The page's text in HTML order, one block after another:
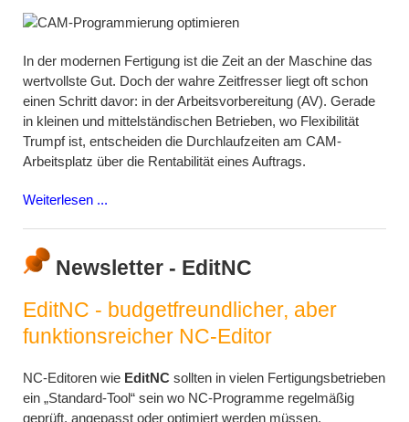
In der modernen Fertigung ist die Zeit an der Maschine das
wertvollste Gut. Doch der wahre Zeitfresser liegt oft schon
einen Schritt davor: in der Arbeitsvorbereitung (AV). Gerade
in kleinen und mittelständischen Betrieben, wo Flexibilität
Trumpf ist, entscheiden die Durchlaufzeiten am CAM-
Arbeitsplatz über die Rentabilität eines Auftrags.
Weiterlesen ...
Newsletter - EditNC
EditNC - budgetfreundlicher, aber
funktionsreicher NC-Editor
NC-Editoren wieEditNC sollten in vielen Fertigungsbetrieben
ein „Standard-Tool“ sein wo NC-Programme regelmäßig
geprüft, angepasst oder optimiert werden müssen.